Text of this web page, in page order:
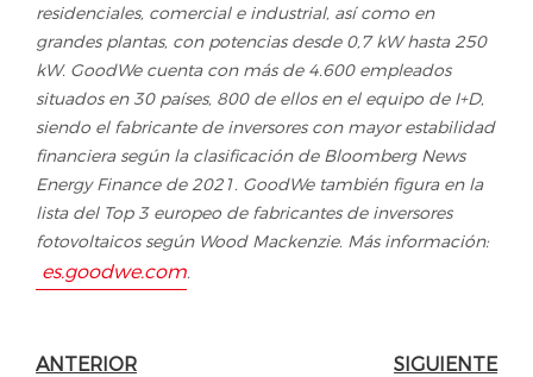
residenciales, comercial e industrial, así como en
grandes plantas, con potencias desde 0,7 kW hasta 250
kW. GoodWe cuenta con más de 4.600 empleados
situados en 30 países, 800 de ellos en el equipo de I+D,
siendo el fabricante de inversores con mayor estabilidad
financiera según la clasificación de Bloomberg News
Energy Finance de 2021. GoodWe también figura en la
lista del Top 3 europeo de fabricantes de inversores
fotovoltaicos según Wood Mackenzie. Más información:
es.goodwe.com.
ANTERIOR SIGUIENTE